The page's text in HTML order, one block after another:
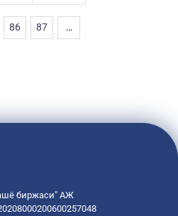
86 87 …
биржаси" АЖ